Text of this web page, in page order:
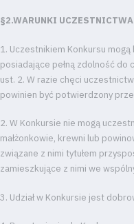
§2.WARUNKI
1. Uczestnikiem Konkursu mogą
posiadające pełną zdolność do
ust. 2. W razie chęci
powinien być potwierdzony
2. W Konkursie nie mogą
małżonkowie, krewni lub
związane z nimi tytułem
zamieszkujące z nimi we
3. Udział w Konkursie jest